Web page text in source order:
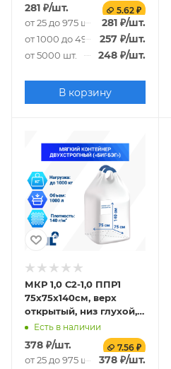
281 ₽/шт. 5.62 ₽
от 25 до 975 шт. 281₽/шт.
от 1000 до 4975 шт.
257₽/шт.
от 5000 шт. 248 ₽/шт.
В корзину
МКР 1,0 С2-1,0 ППР1
75х75х140см, верх
открытый, низ глухой,
140г/м2
Есть в наличии
378 ₽/шт. 7.56 ₽
от 25 до 975 шт. 378₽/шт.